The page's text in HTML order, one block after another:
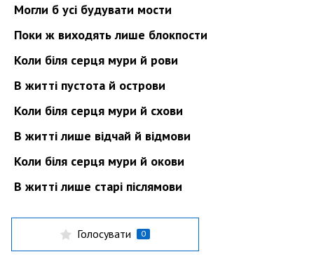
Могли б усі будувати мости
Поки ж виходять лише блокпости
Коли біля серця мури й рови
В житті пустота й острови
Коли біля серця мури й схови
В житті лише відчай й відмови
Коли біля серця мури й окови
В житті лише старі післямови
Голосувати 0